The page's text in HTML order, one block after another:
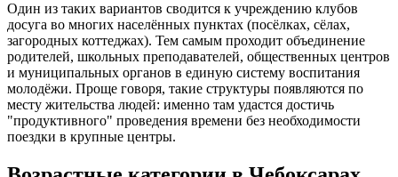
Один из таких вариантов сводится к учреждению клубов
досуга во многих населённых пунктах (посёлках, сёлах,
загородных коттеджах). Тем самым проходит объединение
родителей, школьных преподавателей, общественных центров
и муниципальных органов в единую систему воспитания
молодёжи. Проще говоря, такие структуры появляются по
месту жительства людей: именно там удастся достичь
"продуктивного" проведения времени без необходимости
поездки в крупные центры.